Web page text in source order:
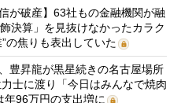
が破産】63社もの金融機関が融
決算」を見抜けなかったカラク
の焦りも表出していた
豊昇龍が黒星続きの名古屋場所
士に渡り「今日はみんなで焼肉
96万円の支出増に